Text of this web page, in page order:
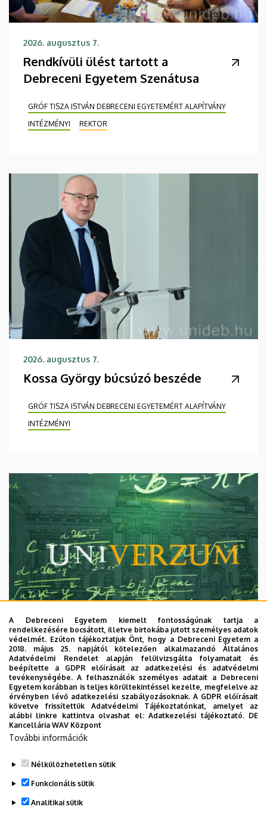
2026. augusztus 7.
Rendkívüli ülést tartott a
Debreceni Egyetem Szenátusa
GRÓF TISZA ISTVÁN DEBRECENI EGYETEMÉRT ALAPÍTVÁNY
INTÉZMÉNYI
REKTOR
2026. augusztus 7.
Kossa György búcsúzó beszéde
GRÓF TISZA ISTVÁN DEBRECENI EGYETEMÉRT ALAPÍTVÁNY
INTÉZMÉNYI
2026. augusztus 7.
Univerzum: A Debreceni Egyetem
titkos receptjei
KUTATÁS TUDOMÁNY
A Debreceni Egyetem kiemelt fontosságúnak tartja a
rendelkezésére bocsátott, illetve birtokába jutott személyes adatok
védelmét. Ezúton tájékoztatjuk Önt, hogy a Debreceni Egyetem a
2018. május 25. napjától kötelezően alkalmazandó Általános
Adatvédelmi Rendelet alapján felülvizsgálta folyamatait és
beépítette a GDPR előírásait az adatkezelési és adatvédelmi
tevékenységébe. A felhasználók személyes adatait a Debreceni
Egyetem korábban is teljes körültekintéssel kezelte, megfelelve az
érvényben lévő adatkezelési szabályozásoknak. A GDPR előírásait
követve frissítettük Adatvédelmi Tájékoztatónkat, amelyet az
alábbi linkre kattintva olvashat el:Adatkezelési tájékoztató. DE
Kancellária WAV Központ
További információk
Nélkülözhetetlen sütik
Funkcionális sütik
Analitikai sütik